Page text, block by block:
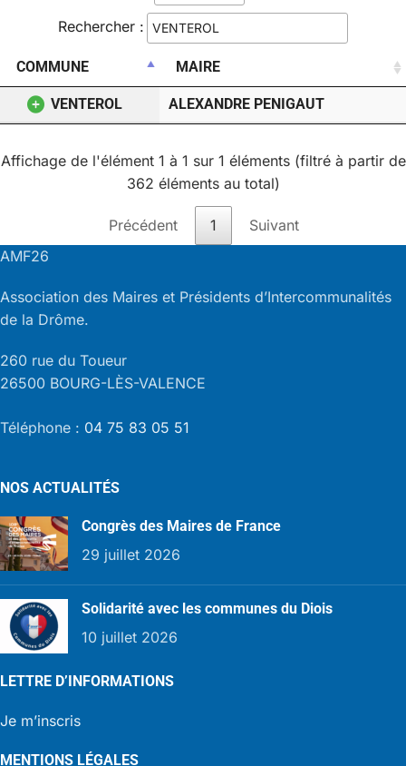
Rechercher :
COMMUNE MAIRE
VENTEROL ALEXANDRE PENIGAUT
Affichage de l'élément 1 à 1 sur 1 éléments (filtré à partir de
362 éléments au total)
Précédent 1
Suivant
AMF26
Association des Maires et Présidents d’Intercommunalités
de la Drôme.
260 rue du Toueur
26500 BOURG-LÈS-VALENCE
Téléphone : 04 75 83 05 51
NOS ACTUALITÉS
Congrès des Maires de France
29 juillet 2026
Solidarité avec les communes du Diois
10 juillet 2026
LETTRE D’INFORMATIONS
Je m’inscris
MENTIONS LÉGALES